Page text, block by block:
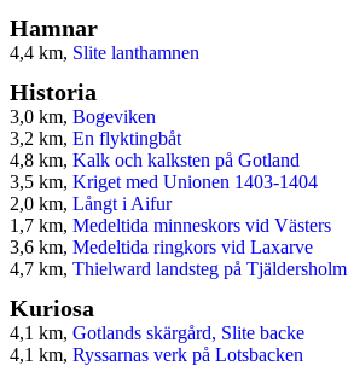
Hamnar
4,4 km, Slite lanthamnen
Historia
3,0 km, Bogeviken
3,2 km, En flyktingbåt
4,8 km, Kalk och kalksten på Gotland
3,5 km, Kriget med Unionen 1403-1404
2,0 km, Långt i Aifur
1,7 km, Medeltida minneskors vid Västers
3,6 km, Medeltida ringkors vid Laxarve
4,7 km, Thielward landsteg på Tjäldersholm
Kuriosa
4,1 km, Gotlands skärgård, Slite backe
4,1 km, Ryssarnas verk på Lotsbacken